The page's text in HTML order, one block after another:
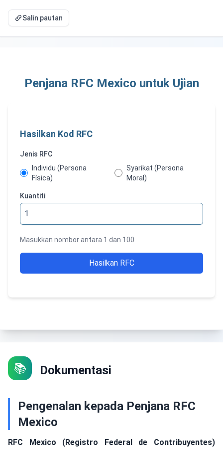
Salin pautan
Penjana RFC Mexico untuk Ujian
Hasilkan Kod RFC
Jenis RFC
Individu (Persona
Física)
Syarikat (Persona
Moral)
Kuantiti
Masukkan nombor antara 1 dan 100
Hasilkan RFC
📚 Dokumentasi
Pengenalan kepada Penjana RFC
Mexico
RFC Mexico (Registro Federal de Contribuyentes)